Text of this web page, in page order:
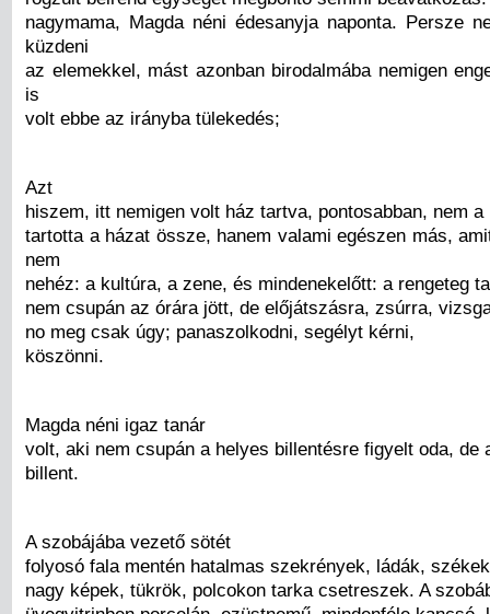
nagymama, Magda néni édesanyja naponta. Persze
küzdeni
az elemekkel, mást azonban birodalmába nemigen
is
volt ebbe az irányba tülekedés;
Azt
hiszem, itt nemigen volt ház tartva, pontosabban, nem a
tartotta a házat össze, hanem valami egészen más,
nem
nehéz: a kultúra, a zene, és mindenekelőtt: a rengeteg
nem csupán az órára jött, de előjátszásra, zsúrra,
no meg csak úgy; panaszolkodni, segélyt kérni,
köszönni.
Magda néni igaz tanár
volt, aki nem csupán a helyes billentésre figyelt oda, de
billent.
A szobájába vezető sötét
folyosó fala mentén hatalmas szekrények, ládák,
nagy képek, tükrök, polcokon tarka csetreszek. A